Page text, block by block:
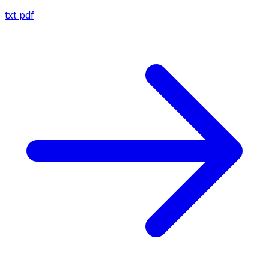
txt pdf